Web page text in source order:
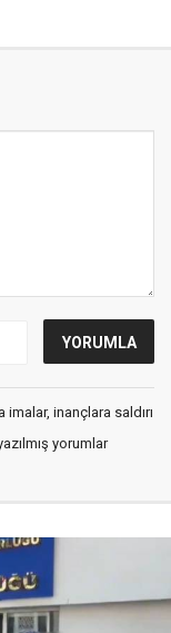
inançlara saldırı
yorumlar